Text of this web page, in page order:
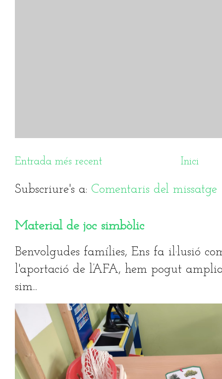
Entrada més recent Inici
Subscriure's a: Comentaris del
Material de joc simbòlic
Benvolgudes famílies, Ens fa il·lusió
l'aportació de l’AFA, hem pogut
sim...